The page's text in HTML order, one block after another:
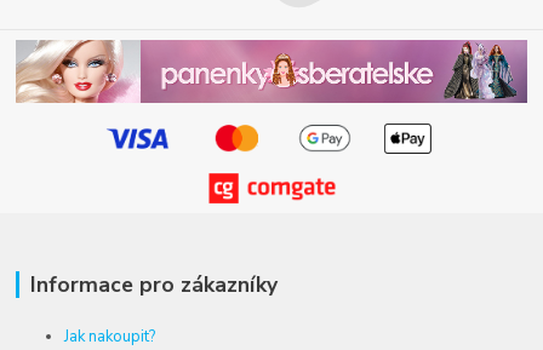
Informace pro zákazníky
Jak nakoupit?